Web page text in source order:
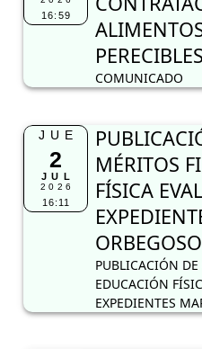
16:59
PERECIBLES
COMUNICADO
JUE
2
JUL
2026
16:11
MÉRITOS
FÍSICA
ORBEGOSO
PUBLICACIÓN
EDUCACIÓN
EXPEDIENTES